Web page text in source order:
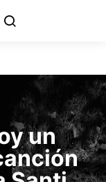
un